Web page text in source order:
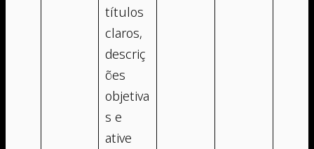
títulos
claros,
descriç
ões
objetiva
s e
ative